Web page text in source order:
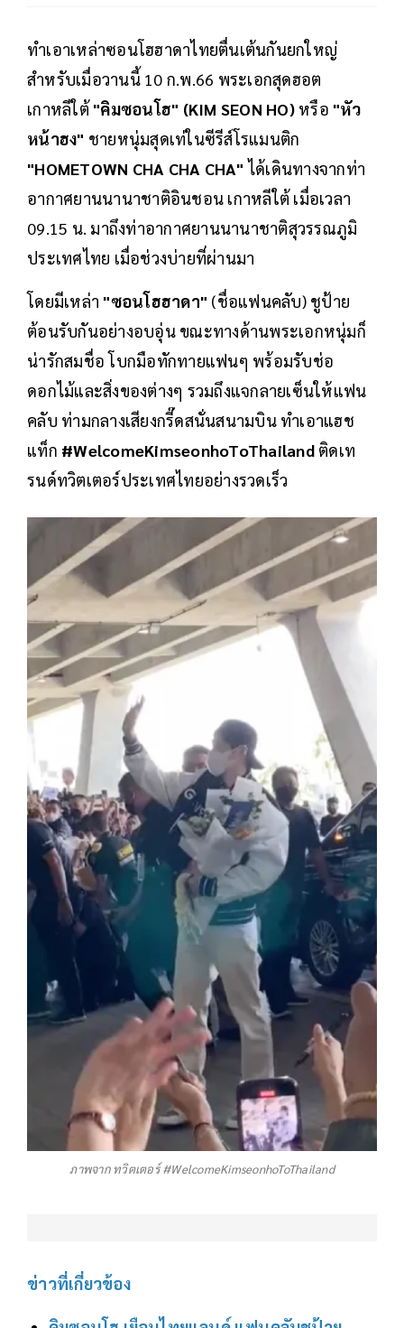
ทำเอาเหล่าซอนโฮฮาดาไทยตื่นเต้นกันยกใหญ่
สำหรับเมื่อวานนี้ 10 ก.พ.66 พระเอกสุดฮอต
เกาหลีใต้"คิมซอนโฮ" (KIM SEON HO)หรือ "หัว
หน้าฮง" ชายหนุ่มสุดเท่ในซีรีส์โรแมนติก
"HOMETOWN CHA CHA CHA" ได้เดินทางจากท่า
อากาศยานนานาชาติอินชอน เกาหลีใต้ เมื่อเวลา
09.15 น. มาถึงท่าอากาศยานนานาชาติสุวรรณภูมิ
ประเทศไทย เมื่อช่วงบ่ายที่ผ่านมา
โดยมีเหล่า "ซอนโฮฮาดา" (ชื่อแฟนคลับ) ชูป้าย
ต้อนรับกันอย่างอบอุ่น ขณะทางด้านพระเอกหนุ่มก็
น่ารักสมชื่อ โบกมือทักทายแฟนๆ พร้อมรับช่อ
ดอกไม้และสิ่งของต่างๆ รวมถึงแจกลายเซ็นให้แฟน
คลับ ท่ามกลางเสียงกรี๊ดสนั่นสนามบิน ทำเอาแฮช
แท็ก #WelcomeKimseonhoToThailand ติดเท
รนด์ทวิตเตอร์ประเทศไทยอย่างรวดเร็ว
ภาพจาก ทวิตเตอร์ #WelcomeKimseonhoToThailand
ข่าวที่เกี่ยวข้อง